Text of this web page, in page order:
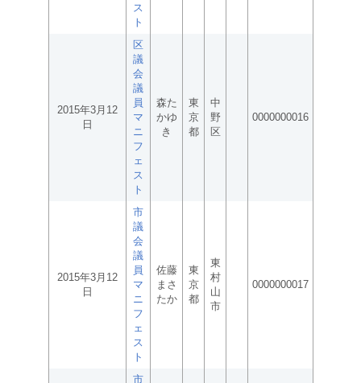
ス
ト
2015年3月12
日
区
議
会
議
員
マ
ニ
フ
ェ
ス
ト
森た
かゆ
き
東
京
都
中
野
区
0000000016
2015年3月12
日
市
議
会
議
員
マ
ニ
フ
ェ
ス
ト
佐藤
まさ
たか
東
京
都
東
村
山
市
0000000017
市